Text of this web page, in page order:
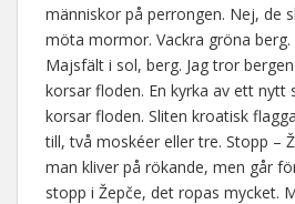
människor på perrongen. Nej, de
möta mormor. Vackra gröna
Majsfält i sol, berg. Jag tror
korsar floden. En kyrka av ett nytt
korsar floden. Sliten kroatisk
till, två moskéer eller tre. Stopp –
man kliver på rökande, men går
stopp i Žepče, det ropas mycket.